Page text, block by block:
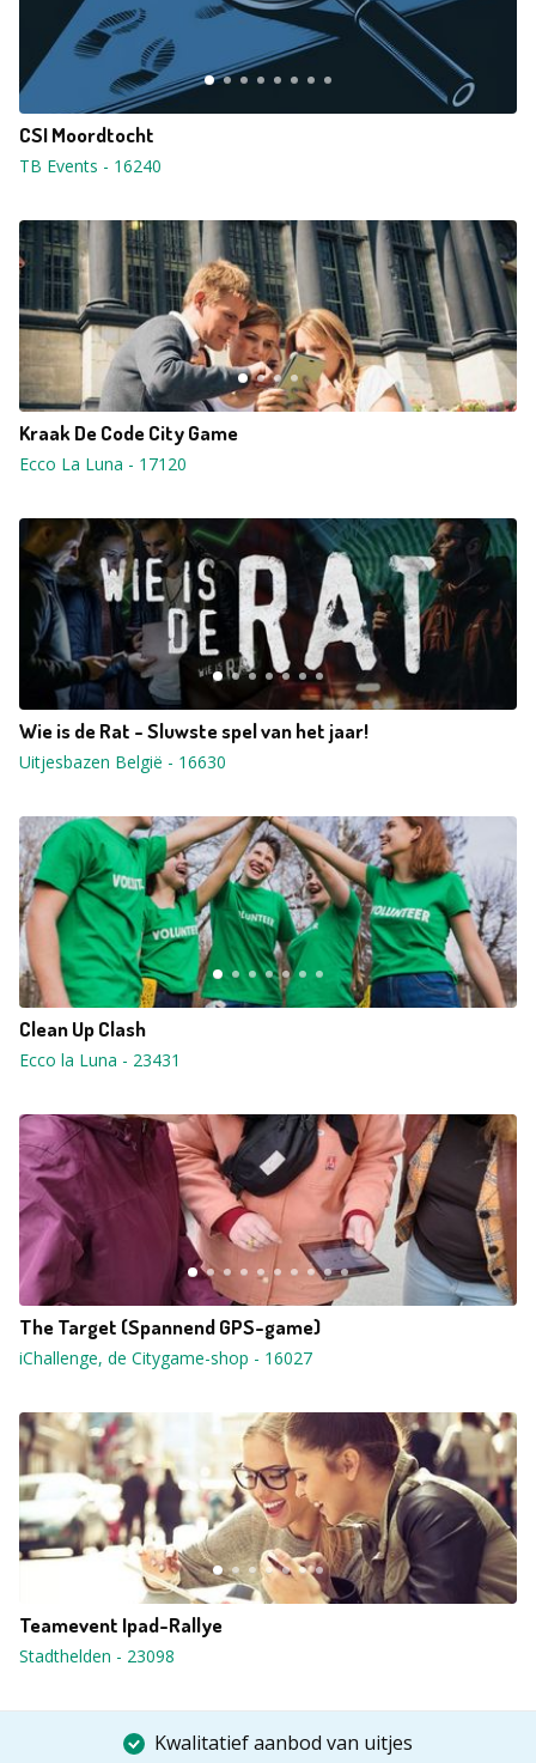
CSI Moordtocht
TB Events - 16240
Kraak De Code City Game
Ecco La Luna - 17120
Wie is de Rat - Sluwste spel van het jaar!
Uitjesbazen België - 16630
Clean Up Clash
Ecco la Luna - 23431
The Target (Spannend GPS-game)
iChallenge, de Citygame-shop - 16027
Teamevent Ipad-Rallye
Stadthelden - 23098
Kwalitatief aanbod van uitjes